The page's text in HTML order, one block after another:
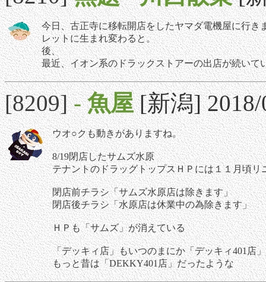
今日、古正寺に移転開店をしたヤマダ電機屋に行
レットに生まれ変わると。
後、
最近、イオン系のドラックストアーの出店が続いて
[8209]-魚屋 [新潟] 2018/
ウオ○クも動きがありますね。
8/19閉店したサムズ水原
テナントのドラッグトップスＨＰには１１月頃リ
閉店前チラシ「サムズ水原店は除きます」
閉店後チラシ「水原店は休業中の為除きます」
ＨＰも「サムズ」が消えている
「デッキィ店」もいつのまにか「デッキィ401店
もっと昔は「DEKKY401店」だったような